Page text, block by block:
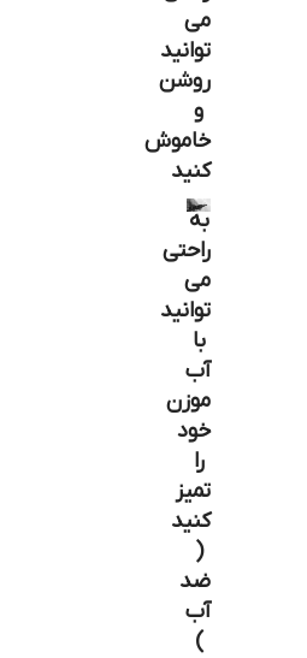
می
توانید
روشن
و
خاموش
کنید
به
راحتی
می
توانید
با
آب
موزن
خود
را
تمیز
کنید
(
ضد
آب
)